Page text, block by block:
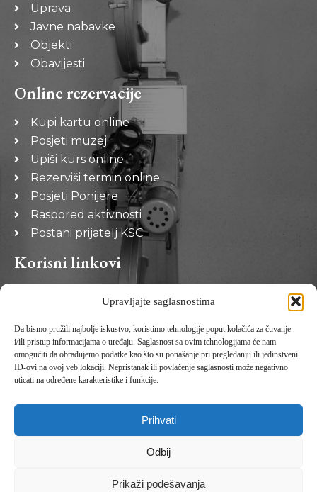
Upravljajte saglasnostima
Da bismo pružili najbolje iskustvo, koristimo tehnologije poput kolačića za čuvanje
i/ili pristup informacijama o uređaju. Saglasnost sa ovim tehnologijama će nam
omogućiti da obrađujemo podatke kao što su ponašanje pri pregledanju ili jedinstveni
ID-ovi na ovoj veb lokaciji. Nepristanak ili povlačenje saglasnosti može negativno
uticati na određene karakteristike i funkcije.
Prihvati
Odbij
Prikaži podešavanja
Uprava
Javne nabavke
Objekti
Obavijesti
Online rezervacije
Kupi kartu online
Posjeti muzej
Upiši kurs online
Rezerviši termin online
Posjeti Ponijere
Raspored aktivnosti
Postani prijatelj KSC
Korisni linkovi
Zeničko-dobojski kanton
Preuzmi Android aplikaciju